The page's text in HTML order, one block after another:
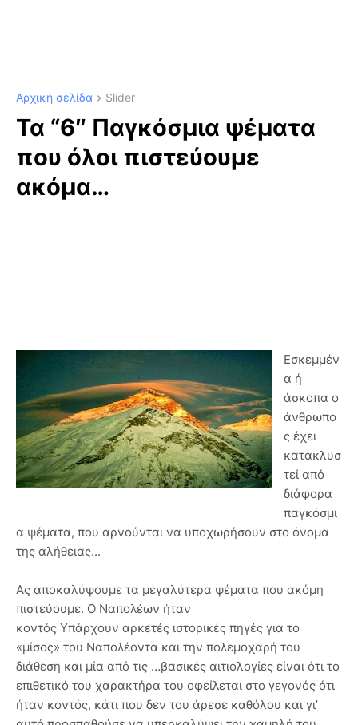
Αρχική σελίδα Slider
Τα “6″ Παγκόσμια ψέματα
που όλοι πιστεύουμε
ακόμα…
Εσκεμμέν
α ή
άσκοπα ο
άνθρωπο
ς έχει
κατακλυσ
τεί από
διάφορα
παγκόσμι
α ψέματα, που αρνούνται να υποχωρήσουν στο όνομα
της αλήθειας...
Ας αποκαλύψουμε τα μεγαλύτερα ψέματα που ακόμη
πιστεύουμε. Ο Ναπολέων ήταν
κοντός Υπάρχουν αρκετές ιστορικές πηγές για το
«μίσος» του Ναπολέοντα και την πολεμοχαρή του
διάθεση και μία από τις …βασικές αιτιολογίες είναι ότι το
επιθετικό του χαρακτήρα του οφείλεται στο γεγονός ότι
ήταν κοντός, κάτι που δεν του άρεσε καθόλου και γι’